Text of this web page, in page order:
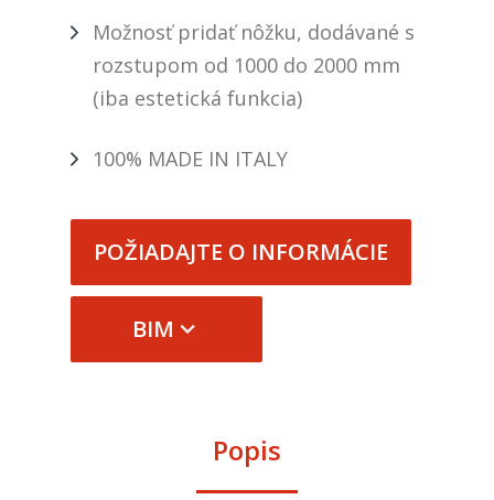
Možnosť pridať nôžku, dodávané s
rozstupom od 1000 do 2000 mm
(iba estetická funkcia)
100% MADE IN ITALY
POŽIADAJTE O INFORMÁCIE
BIM
Popis